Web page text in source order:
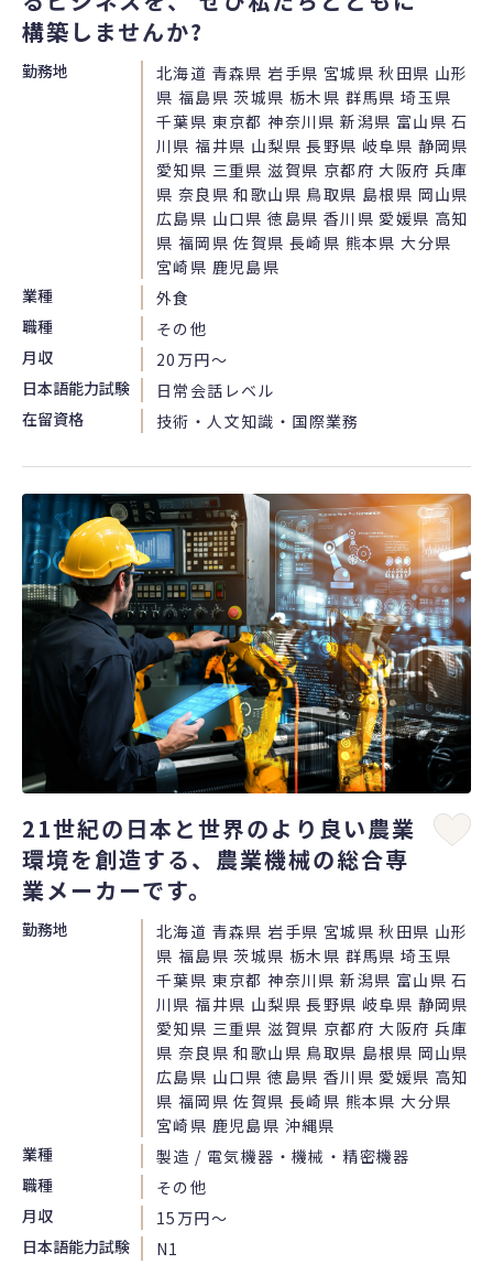
構築しませんか?
勤務地
北海道 青森県 岩手県 宮城県 秋田県 山形
県 福島県 茨城県 栃木県 群馬県 埼玉県
千葉県 東京都 神奈川県 新潟県 富山県 石
川県 福井県 山梨県 長野県 岐阜県 静岡県
愛知県 三重県 滋賀県 京都府 大阪府 兵庫
県 奈良県 和歌山県 鳥取県 島根県 岡山県
広島県 山口県 徳島県 香川県 愛媛県 高知
県 福岡県 佐賀県 長崎県 熊本県 大分県
宮崎県 鹿児島県
業種
外食
職種
その他
月収
20万円〜
日本語能力試験
日常会話レベル
在留資格
技術・人文知識・国際業務
21世紀の日本と世界のより良い農業
環境を創造する、農業機械の総合専
業メーカーです。
勤務地
北海道 青森県 岩手県 宮城県 秋田県 山形
県 福島県 茨城県 栃木県 群馬県 埼玉県
千葉県 東京都 神奈川県 新潟県 富山県 石
川県 福井県 山梨県 長野県 岐阜県 静岡県
愛知県 三重県 滋賀県 京都府 大阪府 兵庫
県 奈良県 和歌山県 鳥取県 島根県 岡山県
広島県 山口県 徳島県 香川県 愛媛県 高知
県 福岡県 佐賀県 長崎県 熊本県 大分県
宮崎県 鹿児島県 沖縄県
業種
製造 / 電気機器・機械・精密機器
職種
その他
月収
15万円〜
日本語能力試験
N1